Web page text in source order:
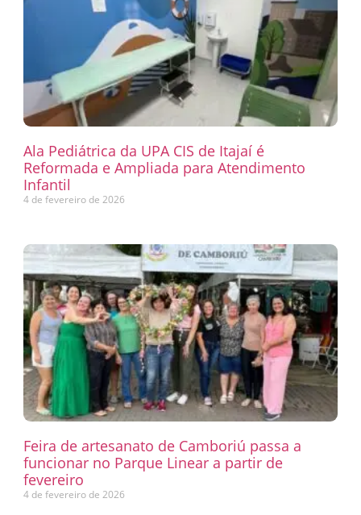
Ala Pediátrica da UPA CIS de Itajaí é
Reformada e Ampliada para Atendimento
Infantil
4 de fevereiro de 2026
Feira de artesanato de Camboriú passa a
funcionar no Parque Linear a partir de
fevereiro
4 de fevereiro de 2026